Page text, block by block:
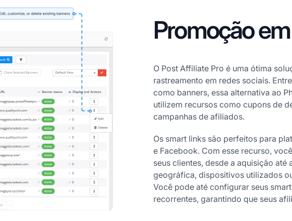
Promoção
O Post Affiliate Pro é uma ótima
rastreamento em redes sociais.
como banners, essa alternativa ao
utilizem recursos como cupons de
campanhas de afiliados.
Os smart links são perfeitos para
e Facebook. Com esse recurso,
seus clientes, desde a aquisição
geográfica, dispositivos utilizados
Você pode até configurar seus
recorrentes, garantindo que seus